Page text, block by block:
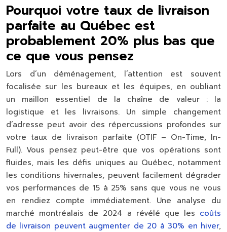
Pourquoi votre taux de livraison
parfaite au Québec est
probablement 20% plus bas que
ce que vous pensez
Lors d’un déménagement, l’attention est souvent
focalisée sur les bureaux et les équipes, en oubliant
un maillon essentiel de la chaîne de valeur : la
logistique et les livraisons. Un simple changement
d’adresse peut avoir des répercussions profondes sur
votre taux de livraison parfaite (OTIF – On-Time, In-
Full). Vous pensez peut-être que vos opérations sont
fluides, mais les défis uniques au Québec, notamment
les conditions hivernales, peuvent facilement dégrader
vos performances de 15 à 25% sans que vous ne vous
en rendiez compte immédiatement. Une analyse du
marché montréalais de 2024 a révélé que les coûts
de livraison peuvent augmenter de 20 à 30% en hiver,